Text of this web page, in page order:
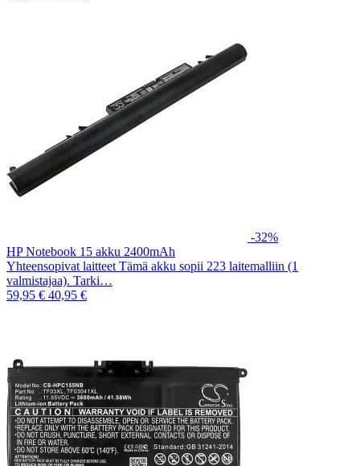
-32%
HP Notebook 15 akku 2400mAh
Yhteensopivat laitteet Tämä akku sopii 223 laitemalliin (1
valmistajaa). Tarki…
59,95 € 40,95 €